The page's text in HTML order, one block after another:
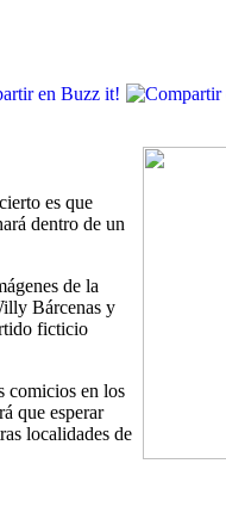
es que
dentro de un
de la
Bárcenas y
ficticio
comicios en los
que esperar
localidades de